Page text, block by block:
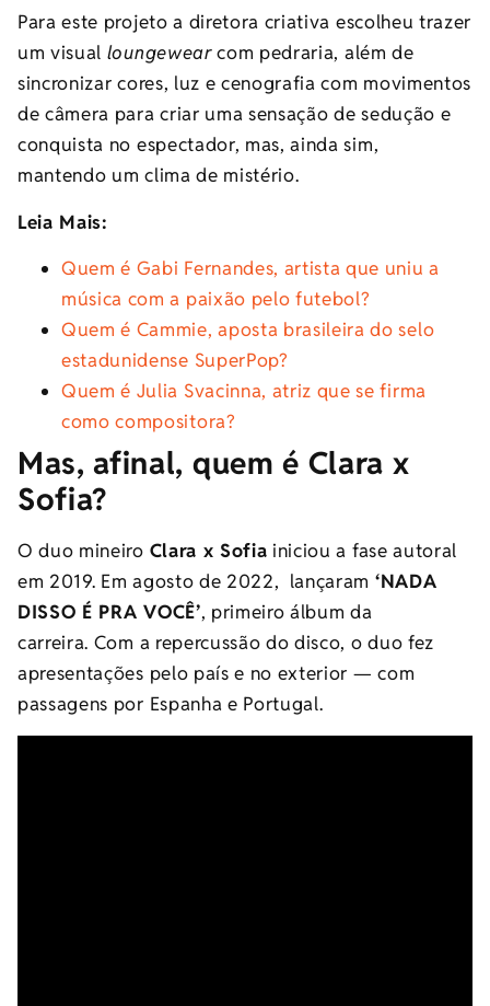
Para este projeto a diretora criativa escolheu trazer
um visual loungewearcom pedraria, além de
sincronizar cores, luz e cenografia com movimentos
de câmera para criar uma sensação de sedução e
conquista no espectador, mas, ainda sim,
mantendo um clima de mistério.
Leia Mais:
Quem é Gabi Fernandes, artista que uniu a
música com a paixão pelo futebol?
Quem é Cammie, aposta brasileira do selo
estadunidense SuperPop?
Quem é Julia Svacinna, atriz que se firma
como compositora?
Mas, afinal, quem é Clara x
Sofia?
O duo mineiro Clara x Sofia iniciou a fase autoral
em 2019. Em agosto de 2022, lançaram ‘NADA
DISSO É PRA VOCÊ’, primeiro álbum da
carreira. Com a repercussão do disco, o duo fez
apresentações pelo país e no exterior — com
passagens por Espanha e Portugal.